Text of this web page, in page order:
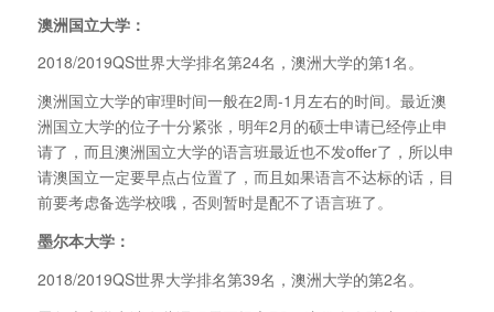
澳洲国立大学：
2018/2019QS世界大学排名第24名，澳洲大学的第1名。
澳洲国立大学的审理时间一般在2周-1月左右的时间。最近澳
洲国立大学的位子十分紧张，明年2月的硕士申请已经停止申
请了，而且澳洲国立大学的语言班最近也不发offer了，所以申
请澳国立一定要早点占位置了，而且如果语言不达标的话，目
前要考虑备选学校哦，否则暂时是配不了语言班了。
墨尔本大学：
2018/2019QS世界大学排名第39名，澳洲大学的第2名。